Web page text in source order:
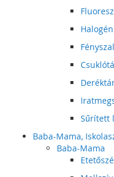
Sűrített
Baba-Mama,
Baba-Mama